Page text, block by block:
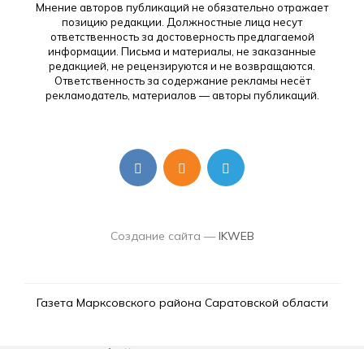
Мнение авторов публикаций не обязательно отражает
позицию редакции. Должностные лица несут
ответственность за достоверность предлагаемой
информации. Письма и материалы, не заказанные
редакцией, не рецензируются и не возвращаются.
Ответственность за содержание рекламы несёт
рекламодатель, материалов — авторы публикаций.
Создание сайта — IKWEB
Газета Марксовского района Саратовской области